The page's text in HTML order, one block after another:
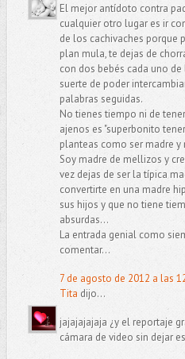
El mejor antídoto contra
cualquier otro lugar es ir
de los cachivaches porque
plan mula, te dejas de
con dos bebés cada uno
suerte de poder
palabras seguidas.
No tienes tiempo ni de
ajenos es "superbonito
planteas como ser madre
Soy madre de mellizos y
vez dejas de ser la típica
convertirte en una madre
sus hijos y que no tiene
absurdas...
La entrada genial como
comentar...
7 de agosto de 2012 a las
Tita dijo...
jajajajajaja ¿y el reportaje
cámara de video sin dejar